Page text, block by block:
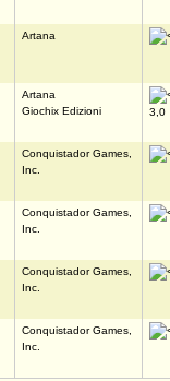
Artana
Artana
Giochix Edizioni
3,0
Conquistador Games,
Inc.
Conquistador Games,
Inc.
Conquistador Games,
Inc.
Conquistador Games,
Inc.